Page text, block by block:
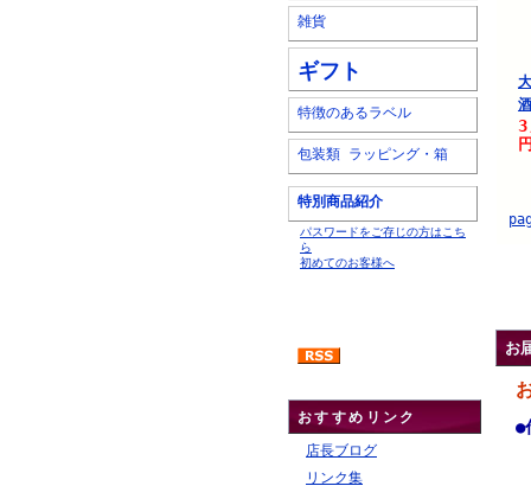
雑貨
ギフト
特徴のあるラベル
包装類 ラッピング・箱
特別商品紹介
パスワードをご存じの方はこち
ら
初めてのお客様へ
おすすめリンク
店長ブログ
リンク集
お
●